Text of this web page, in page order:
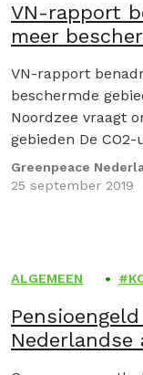
VN-rapport
meer
VN-rapport
beschermde
Noordzee vraagt
gebieden De
heeft een veel
Greenpeace
25 september 2019
ALGEMEEN
Nederlandse